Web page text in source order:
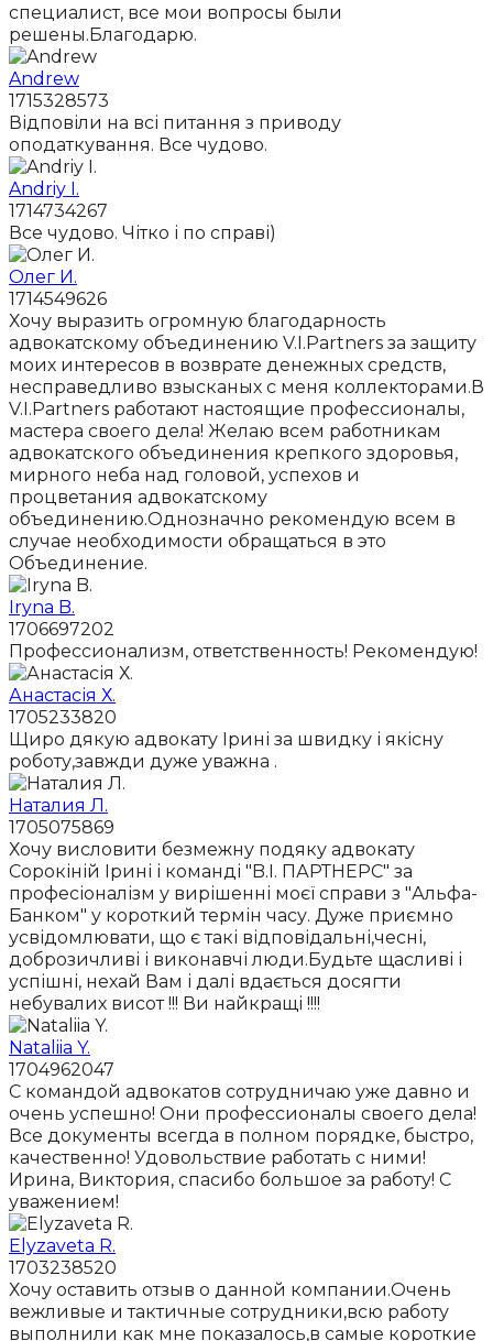
специалист, все мои вопросы были
решены.Благодарю.
Andrew
1715328573
Відповіли на всі питання з приводу
оподаткування. Все чудово.
Andriy I.
1714734267
Все чудово. Чітко і по справі)
Олег И.
1714549626
Хочу выразить огромную благодарность
адвокатскому объединению V.I.Partners за защиту
моих интересов в возврате денежных средств,
несправедливо взысканых с меня коллекторами.В
V.I.Partners работают настоящие профессионалы,
мастера своего дела! Желаю всем работникам
адвокатского объединения крепкого здоровья,
мирного неба над головой, успехов и
процветания адвокатскому
объединению.Однозначно рекомендую всем в
случае необходимости обращаться в это
Объединение.
Iryna B.
1706697202
Профессионализм, ответственность! Рекомендую!
Анастасія Х.
1705233820
Щиро дякую адвокату Ірині за швидку і якісну
роботу,завжди дуже уважна .
Наталия Л.
1705075869
Хочу висловити безмежну подяку адвокату
Сорокіній Ірині і команді "B.I. ПАРТНЕРС" за
професіоналізм у вирішенні моєї справи з "Альфа-
Банком" у короткий термін часу. Дуже приємно
усвідомлювати, що є такі відповідальні,чесні,
доброзичливі і виконавчі люди.Будьте щасливі і
успішні, нехай Вам і далі вдається досягти
небувалих висот !!! Ви найкращі !!!!
Nataliia Y.
1704962047
С командой адвокатов сотрудничаю уже давно и
очень успешно! Они профессионалы своего дела!
Все документы всегда в полном порядке, быстро,
качественно! Удовольствие работать с ними!
Ирина, Виктория, спасибо большое за работу! С
уважением!
Elyzaveta R.
1703238520
Хочу оставить отзыв о данной компании.Очень
вежливые и тактичные сотрудники,всю работу
выполнили как мне показалось,в самые короткие